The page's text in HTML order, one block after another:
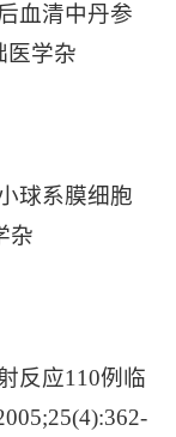
血清中丹参
医学杂
球系膜细胞
杂
反应110例临